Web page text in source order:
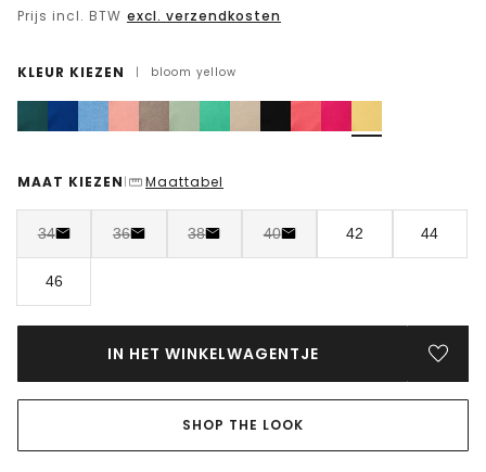
Prijs incl. BTW excl. verzendkosten
KLEUR KIEZEN | bloom yellow
MAAT KIEZEN | Maattabel
34 36 38 40 42 44
46
IN HET WINKELWAGENTJE
SHOP THE LOOK